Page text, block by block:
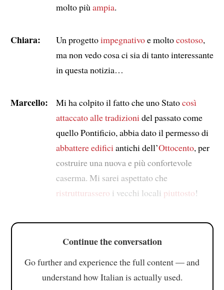
molto più ampia.
Chiara: Un progettoimpegnativoe moltocostoso,
ma non vedo cosa ci sia di tanto interessante
in questa notizia…
Marcello: Mi ha colpito il fatto che uno Statocosì
attaccato alle tradizioni del passato come
quello Pontificio, abbia dato il permesso di
abbattereedifici antichi dell’Ottocento, per
costruire una nuova e più confortevole
caserma. Mi sarei aspettato che
ristrutturassero i vecchi locali piuttosto!
Continue the conversation
Go further and experience the full content — and
understand how Italian is actually used.